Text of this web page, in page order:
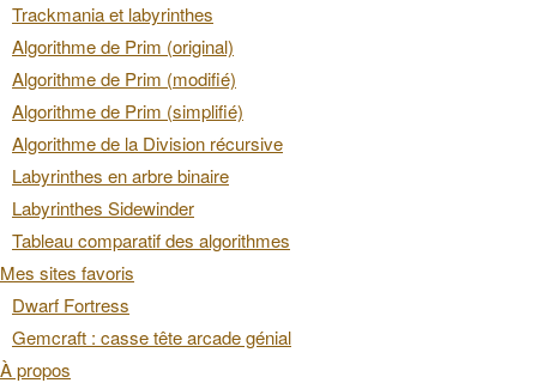
Trackmania et labyrinthes
Algorithme de Prim (original)
Algorithme de Prim (modifié)
Algorithme de Prim (simplifié)
Algorithme de la Division récursive
Labyrinthes en arbre binaire
Labyrinthes Sidewinder
Tableau comparatif des algorithmes
Mes sites favoris
Dwarf Fortress
Gemcraft : casse tête arcade génial
À propos